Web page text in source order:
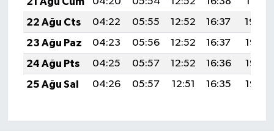
22 Ağu Cts
04:22 05:55 12:52 16:37
19:40
23 Ağu Paz
04:23 05:56 12:52 16:37
19:38
24 Ağu Pts
04:25 05:57 12:52 16:36
19:37
25 Ağu Sal
04:26 05:57 12:51 16:35 19:35